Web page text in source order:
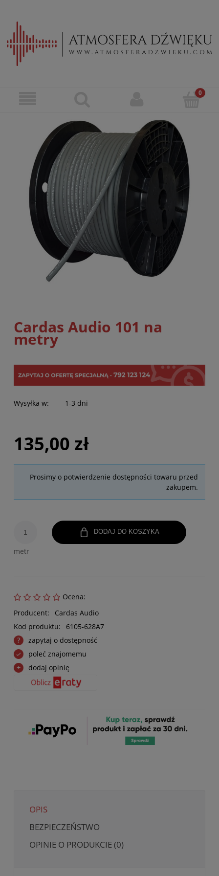
Cardas Audio 101 na
metry
Wysyłka w: 1-3 dni
135,00 zł
Prosimy o potwierdzenie dostępności towaru przed
zakupem.
metr
DODAJ DO KOSZYKA
Ocena:
Producent:
Cardas Audio
Kod produktu:
6105-628A7
zapytaj o dostępność
poleć znajomemu
dodaj opinię
OPIS
BEZPIECZEŃSTWO
OPINIE O PRODUKCIE (0)